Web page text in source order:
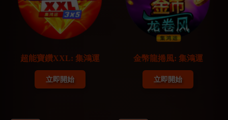
超能寶鑽XXL: 集鴻運
立即開始
金幣龍捲風: 集鴻運
立即開始